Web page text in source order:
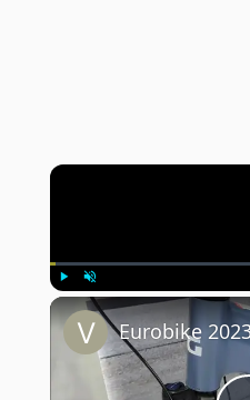
Unmute